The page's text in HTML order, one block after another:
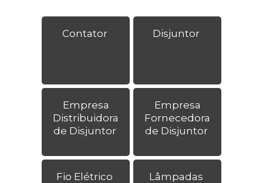
Contator Disjuntor
Empresa
Distribuidora
de Disjuntor
Empresa
Fornecedora
de Disjuntor
Fio Elétrico Lâmpadas